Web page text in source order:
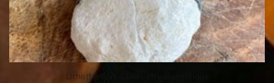
Lithothérapie & Bien-être énergétique